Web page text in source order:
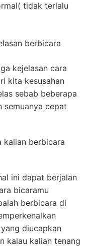
tidak terlalu
berbicara
kejelasan cara
kita kesusahan
sebab beberapa
semuanya cepat
kalian berbicara
ini dapat berjalan
bicaramu
berbicara di
diucapkan
kalau kalian tenang